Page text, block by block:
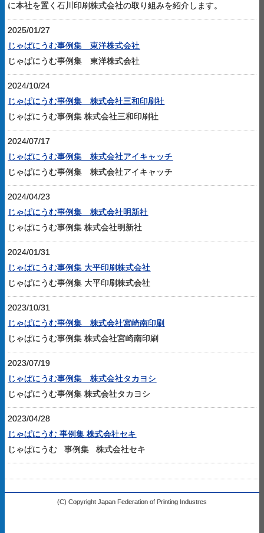
に本社を置く石川印刷株式会社の取り組みを紹介します。
2025/01/27
じゃぱにうむ事例集 東洋株式会社
じゃぱにうむ事例集 東洋株式会社
2024/10/24
じゃぱにうむ事例集 株式会社三和印刷社
じゃぱにうむ事例集 株式会社三和印刷社
2024/07/17
じゃぱにうむ事例集 株式会社アイキャッチ
じゃぱにうむ事例集 株式会社アイキャッチ
2024/04/23
じゃぱにうむ事例集 株式会社明新社
じゃぱにうむ事例集 株式会社明新社
2024/01/31
じゃぱにうむ事例集 大平印刷株式会社
じゃぱにうむ事例集 大平印刷株式会社
2023/10/31
じゃぱにうむ事例集 株式会社宮崎南印刷
じゃぱにうむ事例集 株式会社宮崎南印刷
2023/07/19
じゃぱにうむ事例集 株式会社タカヨシ
じゃぱにうむ事例集 株式会社タカヨシ
2023/04/28
じゃぱにうむ 事例集 株式会社セキ
じゃぱにうむ 事例集 株式会社セキ
(C) Copyright Japan Federation of Printing Industres